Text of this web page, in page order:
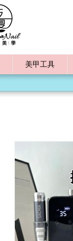
美甲工具